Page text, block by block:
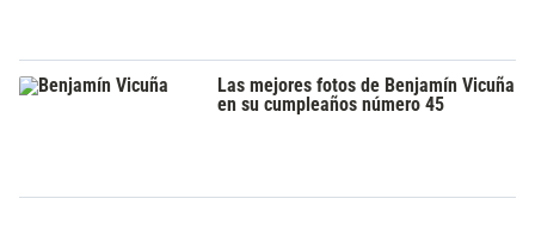
Las mejores fotos de Benjamín Vicuña
en su cumpleaños número 45